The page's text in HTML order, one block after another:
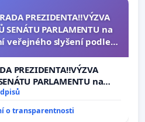
PREZIDENTA‼️VÝZVA
SENÁTU PARLAMENTU na
veřejného slyšení podle §
k podání ústavní
na prezidenta republiky
PREZIDENTA‼️VÝZVA
PARLAMENTU na
veřejného slyšení podle §
řádu Senátu k návrhu
k podání ústavní
o transparentnosti